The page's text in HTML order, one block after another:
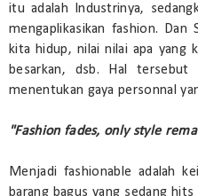
itu adalah Industrinya,
mengaplikasikan fashion. Dan
kita hidup, nilai nilai apa yang
besarkan, dsb. Hal
menentukan gaya personnal
"Fashion fades, only style
Menjadi fashionable adalah
barang bagus yang sedang